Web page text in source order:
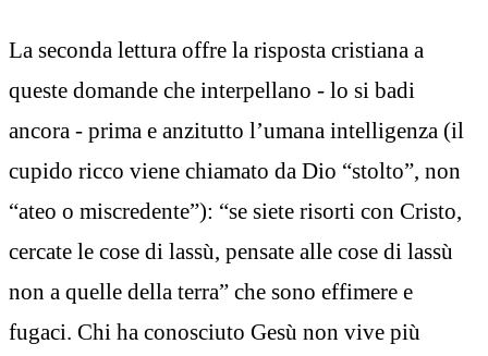
La seconda lettura offre la risposta cristiana a
queste domande che interpellano - lo si badi
ancora - prima e anzitutto l’umana intelligenza (il
cupido ricco viene chiamato da Dio “stolto”, non
“ateo o miscredente”): “se siete risorti con Cristo,
cercate le cose di lassù, pensate alle cose di lassù
non a quelle della terra” che sono effimere e
fugaci. Chi ha conosciuto Gesù non vive più